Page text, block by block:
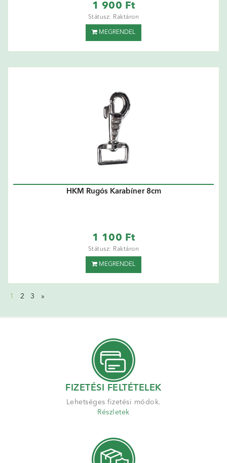
1 900 Ft
Státusz: Raktáron
MEGRENDEL
HKM Rugós Karabíner 8cm
1 100 Ft
Státusz: Raktáron
MEGRENDEL
1 2 3 »
FIZETÉSI FELTÉTELEK
Lehetséges fizetési módok.
Részletek